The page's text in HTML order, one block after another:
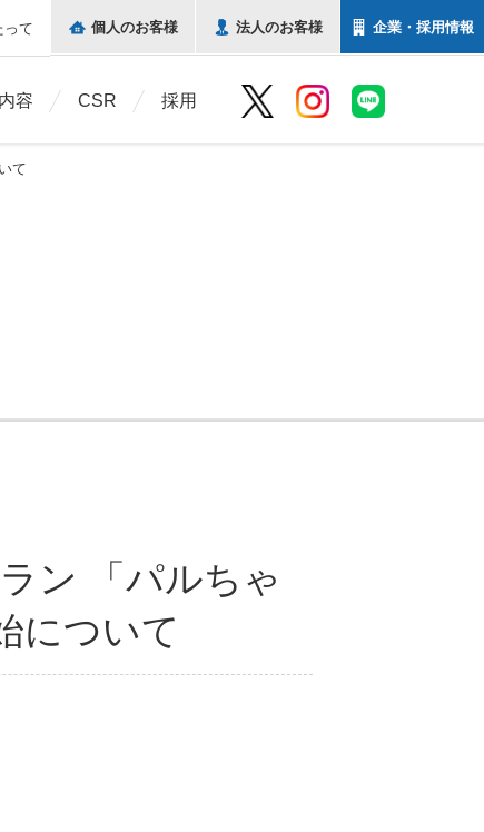
って 個人のお客様 法人のお客様 企業・ 採用情報
容 CSR 採用
て
ン 「パルちゃ
について